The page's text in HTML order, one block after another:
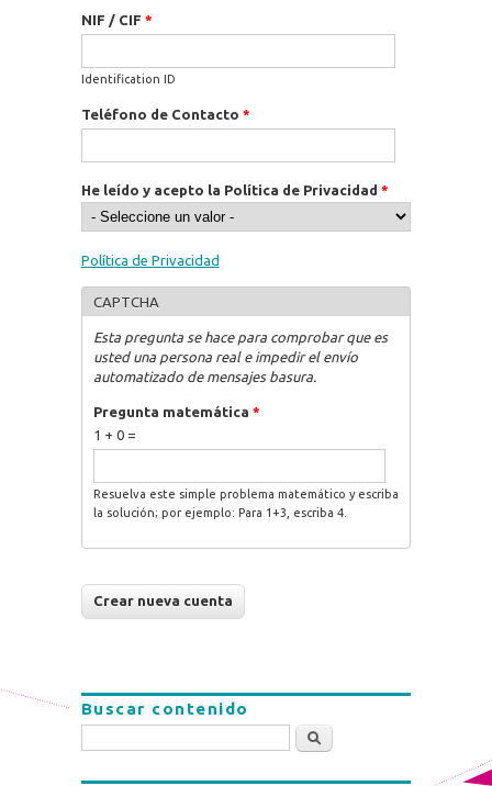
NIF / CIF *
Identification ID
Teléfono de Contacto *
He leído y acepto la Política de Privacidad *
Política de Privacidad
CAPTCHA
Esta pregunta se hace para comprobar que es
usted una persona real e impedir el envío
automatizado de mensajes basura.
Pregunta matemática *
1 + 0 =
Resuelva este simple problema matemático y escriba
la solución; por ejemplo: Para 1+3, escriba 4.
Buscar contenido
Buscar